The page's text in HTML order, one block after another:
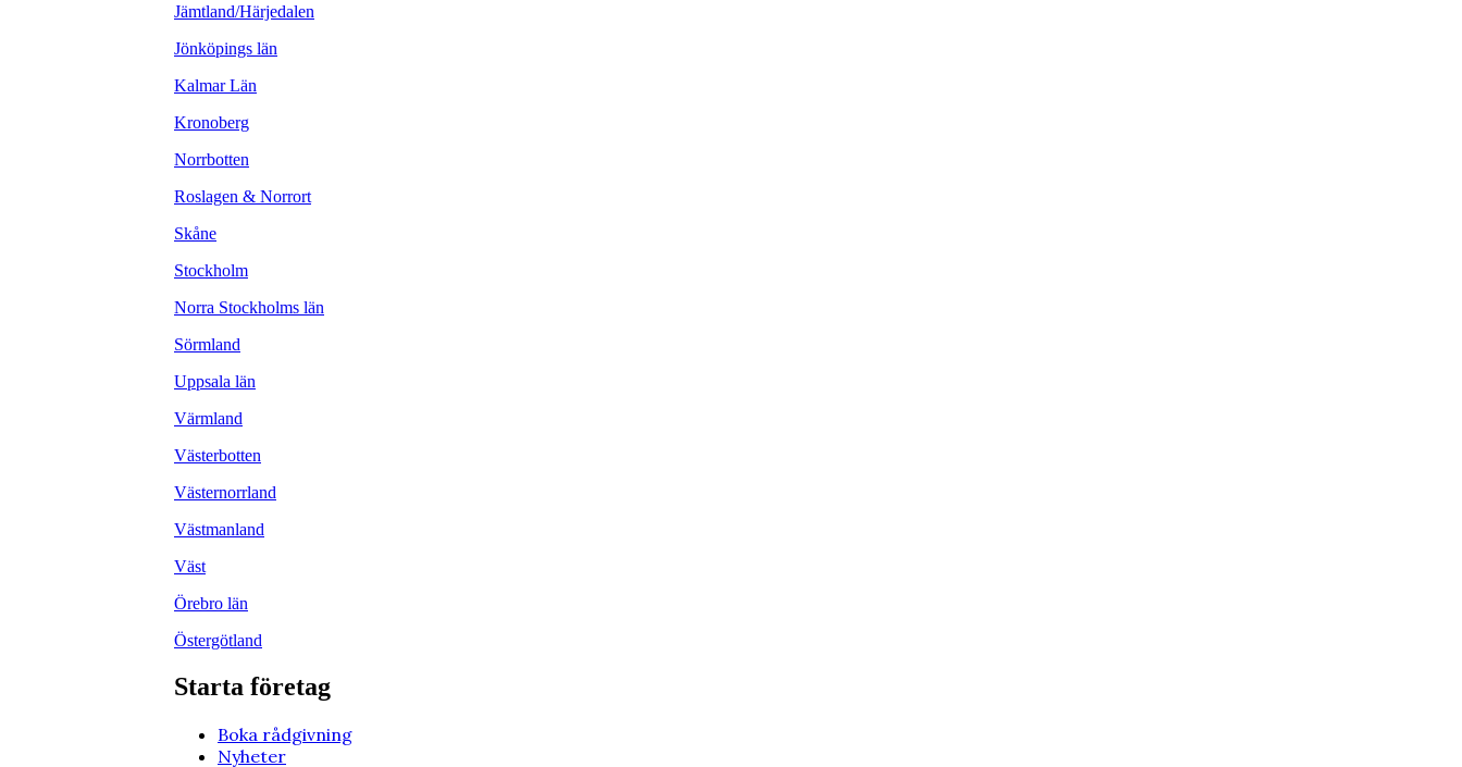
Jämtland/Härjedalen
Jönköpings län
Kalmar Län
Kronoberg
Norrbotten
Roslagen & Norrort
Skåne
Stockholm
Norra Stockholms län
Sörmland
Uppsala län
Värmland
Västerbotten
Västernorrland
Västmanland
Väst
Örebro län
Östergötland
Starta företag
Boka rådgivning
Nyheter